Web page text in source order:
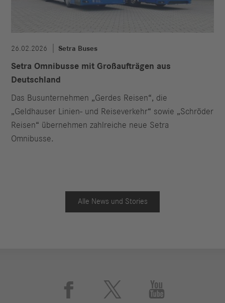
26.02.2026 Setra Buses
Setra Omnibusse mit Großaufträgen aus
Deutschland
Das Busunternehmen „Gerdes Reisen“, die
„Geldhauser Linien- und Reiseverkehr“ sowie „Schröder
Reisen“ übernehmen zahlreiche neue Setra
Omnibusse.
Alle News und Stories
 
